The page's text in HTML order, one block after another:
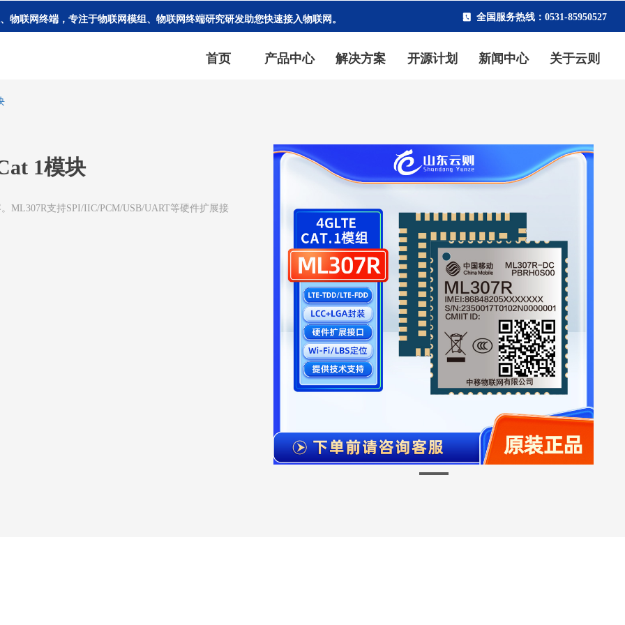
首页 产品中心 解决方案 开源计划 新闻中心 关于云则
联网终端，专注于物联网模组、物联网终端研究研发助您快速接入物联网。 끐 全国服务热线：0531-85950527
1模块
ML307R支持SPI/IIC/PCM/USB/UART等硬件扩展接